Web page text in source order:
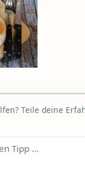
Teile deine